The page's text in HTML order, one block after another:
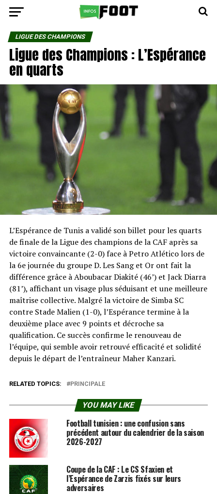
LIGUE DES CHAMPIONS
Ligue des Champions : L’Espérance
en quarts
L’Espérance de Tunis a validé son billet pour les quarts
de finale de la Ligue des champions de la CAF après sa
victoire convaincante (2-0) face à Petro Atlético lors de
la 6e journée du groupe D. Les Sang et Or ont fait la
différence grâce à Aboubacar Diakité (46’) et Jack Diarra
(81’), affichant un visage plus séduisant et une meilleure
maîtrise collective. Malgré la victoire de Simba SC
contre Stade Malien (1-0), l’Espérance termine à la
deuxième place avec 9 points et décroche sa
qualification. Ce succès confirme le renouveau de
l’équipe, qui semble avoir retrouvé efficacité et solidité
depuis le départ de l’entraîneur Maher Kanzari.
RELATED TOPICS: PRINCIPALE
YOU MAY LIKE
Football tunisien : une confusion sans
précédent autour du calendrier de la saison
2026-2027
Coupe de la CAF : Le CS Sfaxien et
l’Espérance de Zarzis fixés sur leurs
adversaires